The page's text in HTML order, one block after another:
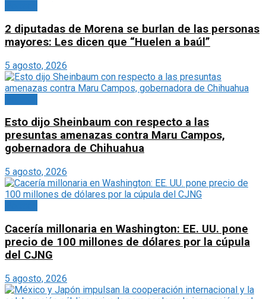
2 diputadas de Morena se burlan de las personas
mayores: Les dicen que “Huelen a baúl”
5 agosto, 2026
Esto dijo Sheinbaum con respecto a las
presuntas amenazas contra Maru Campos,
gobernadora de Chihuahua
5 agosto, 2026
Cacería millonaria en Washington: EE. UU. pone
precio de 100 millones de dólares por la cúpula
del CJNG
5 agosto, 2026